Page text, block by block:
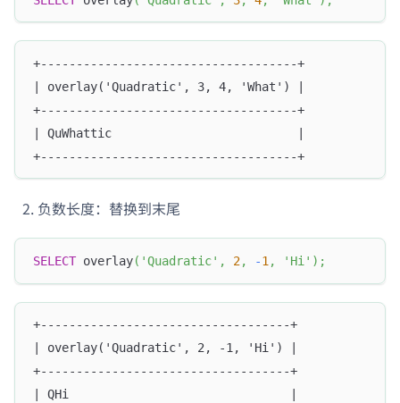
+------------------------------------+
| overlay('Quadratic', 3, 4, 'What') |
+------------------------------------+
| QuWhattic                          |
+------------------------------------+
负数长度：替换到末尾
SELECT overlay( 'Quadratic' , 2, -1 , 'Hi' ) ;
+-----------------------------------+
| overlay('Quadratic', 2, -1, 'Hi') |
+-----------------------------------+
| QHi                               |